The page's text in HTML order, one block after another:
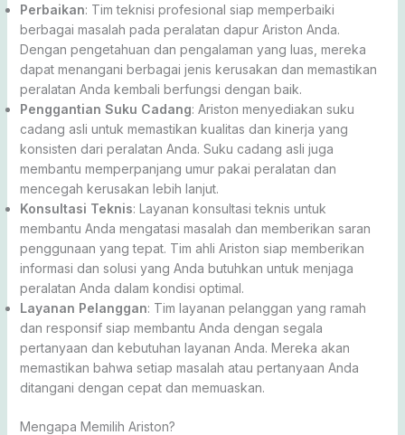
Perbaikan: Tim teknisi profesional siap memperbaiki
berbagai masalah pada peralatan dapur Ariston Anda.
Dengan pengetahuan dan pengalaman yang luas, mereka
dapat menangani berbagai jenis kerusakan dan memastikan
peralatan Anda kembali berfungsi dengan baik.
Penggantian Suku Cadang: Ariston menyediakan suku
cadang asli untuk memastikan kualitas dan kinerja yang
konsisten dari peralatan Anda. Suku cadang asli juga
membantu memperpanjang umur pakai peralatan dan
mencegah kerusakan lebih lanjut.
Konsultasi Teknis: Layanan konsultasi teknis untuk
membantu Anda mengatasi masalah dan memberikan saran
penggunaan yang tepat. Tim ahli Ariston siap memberikan
informasi dan solusi yang Anda butuhkan untuk menjaga
peralatan Anda dalam kondisi optimal.
Layanan Pelanggan: Tim layanan pelanggan yang ramah
dan responsif siap membantu Anda dengan segala
pertanyaan dan kebutuhan layanan Anda. Mereka akan
memastikan bahwa setiap masalah atau pertanyaan Anda
ditangani dengan cepat dan memuaskan.
Mengapa Memilih Ariston?